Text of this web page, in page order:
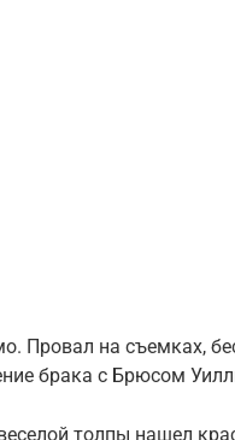
Провал на съемках,
брака с Брюсом
толпы нашел